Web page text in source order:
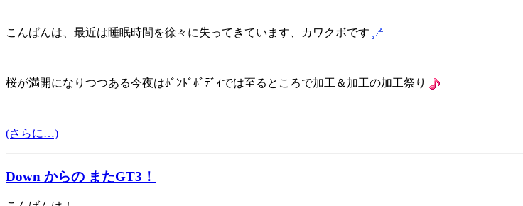
こんばんは、最近は睡眠時間を徐々に失ってきています、カワクボです
桜が満開になりつつある今夜はﾎﾞﾝﾄﾞﾎﾞﾃﾞｨでは至るところで加工＆加工の加工祭り
(さらに…)
Down からの またGT3！